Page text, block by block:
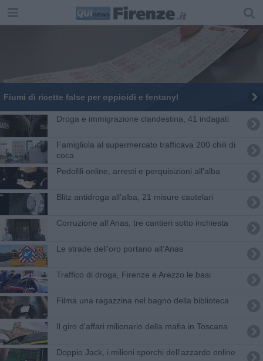
Fiumi di ricette false per oppioidi e fentanyl
Droga e immigrazione clandestina, 41 indagati
Famigliola al supermercato trafficava 200 chili di
coca
Pedofili online, arresti e perquisizioni all'alba
Blitz antidroga all'alba, 21 misure cautelari
Corruzione all'Anas, tre cantieri sotto inchiesta
Le strade dell'oro portano all'Anas
Traffico di droga, Firenze e Arezzo le basi
Filma una ragazzina nel bagno della biblioteca
Il giro d'affari milionario della mafia in Toscana
Doppio Jack, i milioni sporchi dell'azzardo online